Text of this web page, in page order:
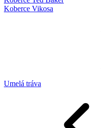
Koberce Vikosa
Umelá tráva